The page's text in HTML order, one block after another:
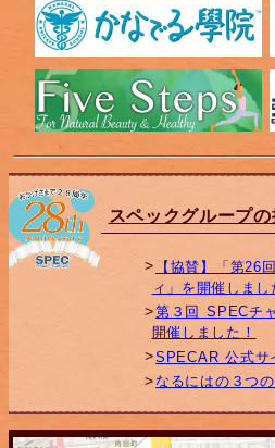
スペックグループの
【協賛】「第26
ィ」を開催しまし
第３回 SPECチ
開催しました！
SPECAR 公式サ
なるにはの３つ